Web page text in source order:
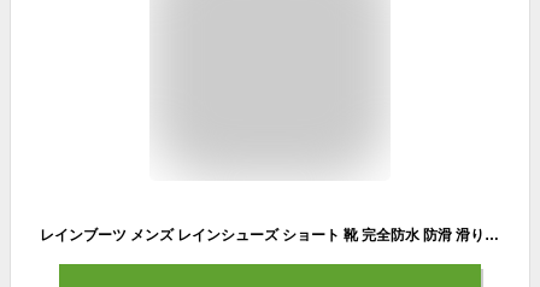
レインブーツ メンズ レインシューズ ショート 靴 完全防水 防滑 滑り止め 梅雨 ブーツ ラバーシューズ 軽量 柔らかい おしゃれ カジュアル 無地 園芸 アウトドア 黒 ブラック/ネイビー/ ブルー/グリーン 4色選択